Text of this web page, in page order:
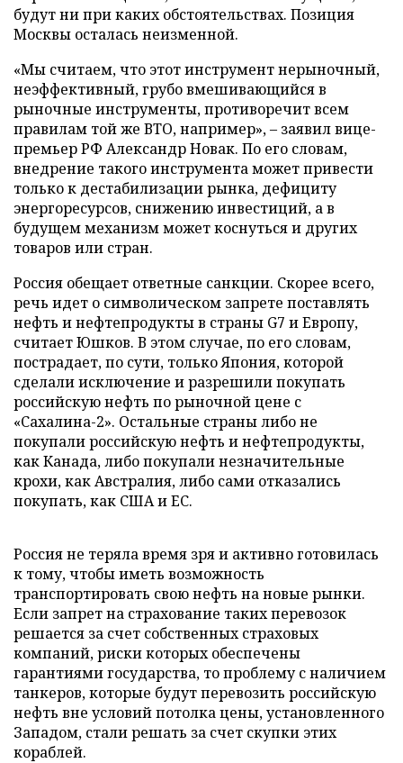
будут ни при каких обстоятельствах. Позиция
Москвы осталась неизменной.
«Мы считаем, что этот инструмент нерыночный,
неэффективный, грубо вмешивающийся в
рыночные инструменты, противоречит всем
правилам той же ВТО, например», – заявил вице-
премьер РФ Александр Новак. По его словам,
внедрение такого инструмента может привести
только к дестабилизации рынка, дефициту
энергоресурсов, снижению инвестиций, а в
будущем механизм может коснуться и других
товаров или стран.
Россия обещает ответные санкции. Скорее всего,
речь идет о символическом запрете поставлять
нефть и нефтепродукты в страны G7 и Европу,
считает Юшков. В этом случае, по его словам,
пострадает, по сути, только Япония, которой
сделали исключение и разрешили покупать
российскую нефть по рыночной цене с
«Сахалина-2». Остальные страны либо не
покупали российскую нефть и нефтепродукты,
как Канада, либо покупали незначительные
крохи, как Австралия, либо сами отказались
покупать, как США и ЕС.
Россия не теряла время зря и активно готовилась
к тому, чтобы иметь возможность
транспортировать свою нефть на новые рынки.
Если запрет на страхование таких перевозок
решается за счет собственных страховых
компаний, риски которых обеспечены
гарантиями государства, то проблему с наличием
танкеров, которые будут перевозить российскую
нефть вне условий потолка цены, установленного
Западом, стали решать за счет скупки этих
кораблей.